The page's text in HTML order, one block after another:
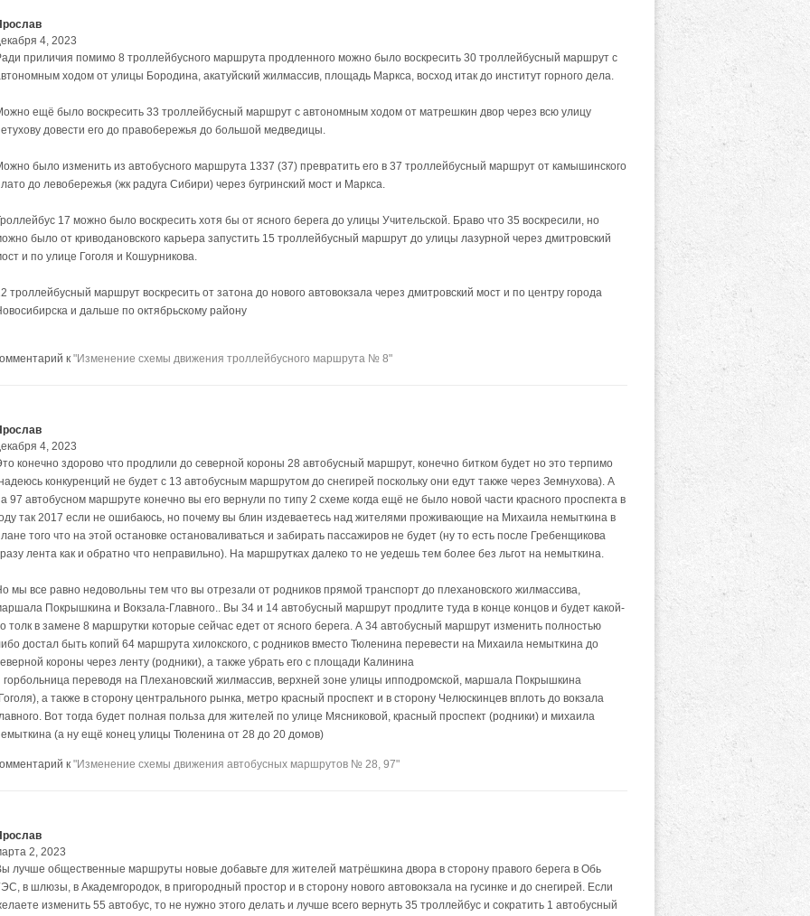
4, 2023
приличия помимо 8 троллейбусного маршрута продленного можно было воскресить 30 троллейбусный маршрут с
ходом от улицы Бородина, акатуйский жилмассив, площадь Маркса, восход итак до институт горного дела.
ещё было воскресить 33 троллейбусный маршрут с автономным ходом от матрешкин двор через всю улицу
довести его до правобережья до большой медведицы.
было изменить из автобусного маршрута 1337 (37) превратить его в 37 троллейбусный маршрут от камышинского
до левобережья (жк радуга Сибири) через бугринский мост и Маркса.
17 можно было воскресить хотя бы от ясного берега до улицы Учительской. Браво что 35 воскресили, но
было от криводановского карьера запустить 15 троллейбусный маршрут до улицы лазурной через дмитровский
и по улице Гоголя и Кошурникова.
троллейбусный маршрут воскресить от затона до нового автовокзала через дмитровский мост и по центру города
и дальше по октябрьскому району
к "Изменение схемы движения троллейбусного маршрута № 8"
4, 2023
конечно здорово что продлили до северной короны 28 автобусный маршрут, конечно битком будет но это терпимо
конкуренций не будет с 13 автобусным маршрутом до снегирей поскольку они едут также через Земнухова). А
97 автобусном маршруте конечно вы его вернули по типу 2 схеме когда ещё не было новой части красного проспекта в
так 2017 если не ошибаюсь, но почему вы блин издеваетесь над жителями проживающие на Михаила немыткина в
того что на этой остановке остановаливаться и забирать пассажиров не будет (ну то есть после Гребенщикова
лента как и обратно что неправильно). На маршрутках далеко то не уедешь тем более без льгот на немыткина.
мы все равно недовольны тем что вы отрезали от родников прямой транспорт до плехановского жилмассива,
Покрышкина и Вокзала-Главного.. Вы 34 и 14 автобусный маршрут продлите туда в конце концов и будет какой-
толк в замене 8 маршрутки которые сейчас едет от ясного берега. А 34 автобусный маршрут изменить полностью
достал быть копий 64 маршрута хилокского, с родников вместо Тюленина перевести на Михаила немыткина до
короны через ленту (родники), а также убрать его с площади Калинина
горбольница переводя на Плехановский жилмассив, верхней зоне улицы ипподромской, маршала Покрышкина
а также в сторону центрального рынка, метро красный проспект и в сторону Челюскинцев вплоть до вокзала
Вот тогда будет полная польза для жителей по улице Мясниковой, красный проспект (родники) и михаила
(а ну ещё конец улицы Тюленина от 28 до 20 домов)
к "Изменение схемы движения автобусных маршрутов № 28, 97"
2, 2023
лучше общественные маршруты новые добавьте для жителей матрёшкина двора в сторону правого берега в Обь
в шлюзы, в Академгородок, в пригородный простор и в сторону нового автовокзала на гусинке и до снегирей. Если
изменить 55 автобус, то не нужно этого делать и лучше всего вернуть 35 троллейбус и сократить 1 автобусный